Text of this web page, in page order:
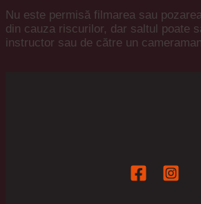
Nu este permisă filmarea sau
din cauza riscurilor, dar saltul poate
instructor sau de către un